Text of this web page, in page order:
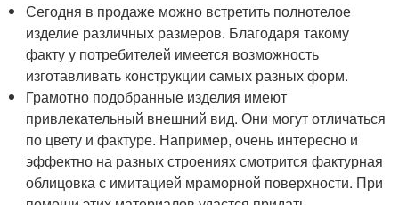
Сегодня в продаже можно встретить полнотелое
изделие различных размеров. Благодаря такому
факту у потребителей имеется возможность
изготавливать конструкции самых разных форм.
Грамотно подобранные изделия имеют
привлекательный внешний вид. Они могут отличаться
по цвету и фактуре. Например, очень интересно и
эффектно на разных строениях смотрится фактурная
облицовка с имитацией мраморной поверхности. При